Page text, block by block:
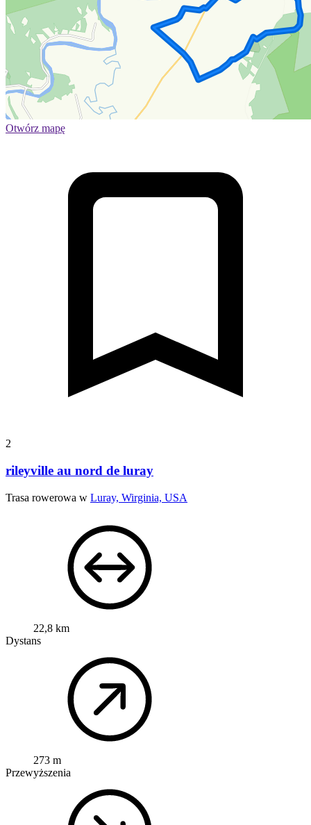
Otwórz mapę
2
rileyville au nord de luray
Trasa rowerowa w Luray, Wirginia, USA
22,8 km
Dystans
273 m
Przewyższenia